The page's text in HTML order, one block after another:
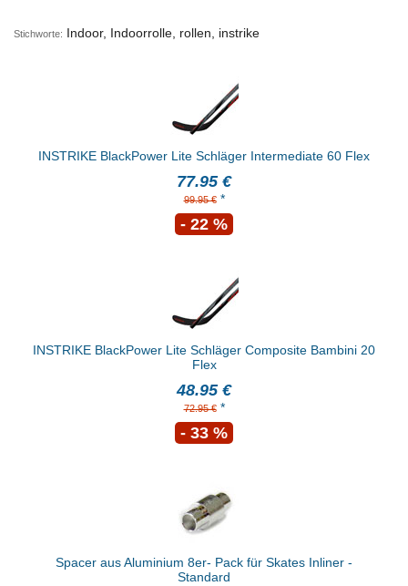
Stichworte: Indoor, Indoorrolle, rollen, instrike
INSTRIKE BlackPower Lite Schläger Intermediate 60 Flex
77.95 €
99.95 €*
- 22 %
INSTRIKE BlackPower Lite Schläger Composite Bambini 20
Flex
48.95 €
72.95 €*
- 33 %
Spacer aus Aluminium 8er- Pack für Skates Inliner -
Standard